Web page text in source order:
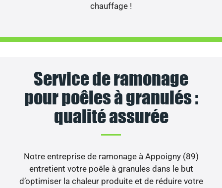
chauffage !
Service de ramonage
pour poêles à granulés :
qualité assurée
Notre entreprise de ramonage à Appoigny (89)
entretient votre poêle à granules dans le but
d’optimiser la chaleur produite et de réduire votre